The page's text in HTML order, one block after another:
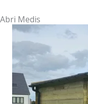
Abri Medis